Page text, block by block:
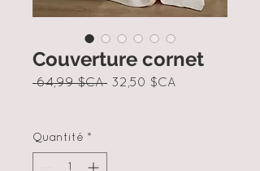
Couverture cornet
64,99 $CA Prix
32,50 $CA
Quantité *